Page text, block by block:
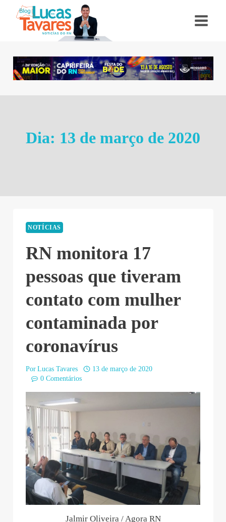
Dia: 13 de março de 2020
NOTÍCIAS
RN monitora 17
pessoas que tiveram
contato com mulher
contaminada por
coronavírus
Por Lucas Tavares
13 de março de 2020
0 Comentários
Jalmir Oliveira / Agora RN